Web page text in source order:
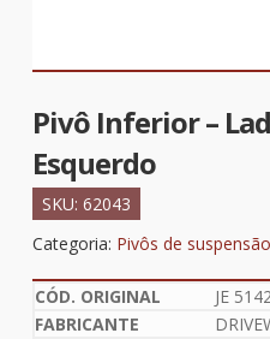
Pivô Inferior –
Esquerdo
SKU: 62043
Categoria: Pivôs de suspensão
JE